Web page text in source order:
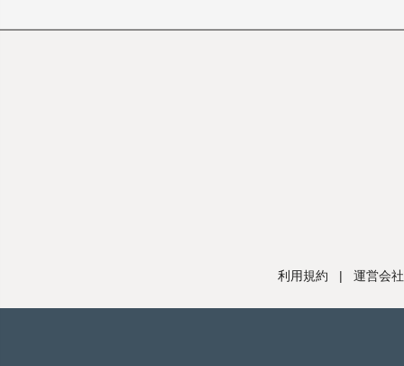
利用規約 | 運営会社